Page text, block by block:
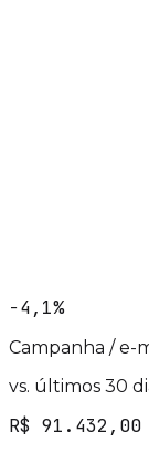
−4,1%
Campanha / e-
vs. últimos 30
R$ 91.432,00